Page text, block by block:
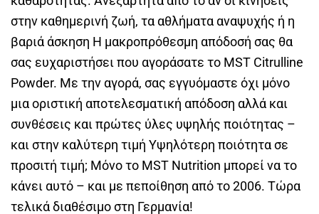
στην καθημερινή ζωή, τα αθλήματα αναψυχής ή η
βαριά άσκηση Η μακροπρόθεσμη απόδοσή σας θα
σας ευχαριστήσει που αγοράσατε το MST Citrulline
Powder. Με την αγορά, σας εγγυόμαστε όχι μόνο
μια οριστική αποτελεσματική απόδοση αλλά και
συνθέσεις και πρώτες ύλες υψηλής ποιότητας –
και στην καλύτερη τιμή Υψηλότερη ποιότητα σε
προσιτή τιμή; Μόνο το MST Nutrition μπορεί να το
κάνει αυτό – και με πεποίθηση από το 2006. Τώρα
τελικά διαθέσιμο στη Γερμανία!